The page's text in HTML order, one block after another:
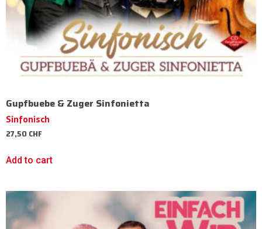
Gupfbuebe & Zuger Sinfonietta
Sinfonisch
27,50CHF
Add to cart